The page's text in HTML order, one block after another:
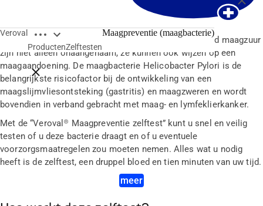
Veroval Open breadcrumbs
Close breadcrumbs
ProductenZelftesten
Maagpreventie (maagbacterie)
Symptomen zoals maagpijn, misselijkheid en brandend maagzuur
zijn niet alleen onaangenaam, ze kunnen ook wijzen op een
maagaandoening. De maagbacterie Helicobacter Pylori is de
belangrijkste risicofactor bij de ontwikkeling van een
maagslijmvliesontsteking (gastritis) en maagzweren en wordt
bovendien in verband gebracht met maag- en lymfeklierkanker.
Met de “Veroval® Maagpreventie zelftest” kunt u snel en veilig
testen of u deze bacterie draagt en of u eventuele
voorzorgsmaatregelen zou moeten nemen. Alles wat u nodig
heeft is de zelftest, een druppel bloed en tien minuten van uw tijd.
meer